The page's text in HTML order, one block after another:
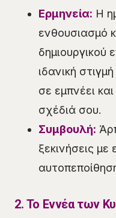
Ερμηνεία: Η
ενθουσιασμό
δημιουργικού
ιδανική
σε εμπνέει
σχέδιά σου.
Συμβουλή:
ξεκινήσεις με
2. Το Εννέα των